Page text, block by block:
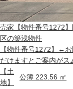
売家 【物件番号1272
区の築浅物件
【物件番号1272】←
だけますとご案内が
【土
地】
公簿 223.56 ㎡